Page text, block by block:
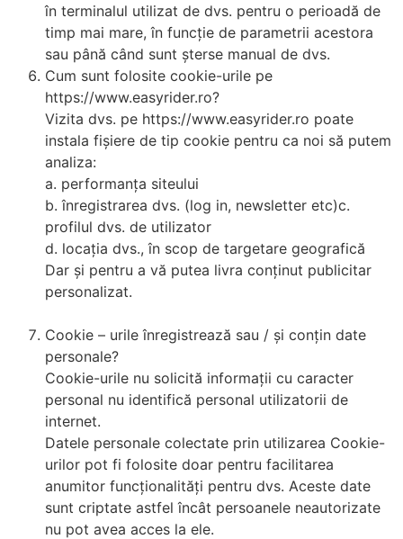
în terminalul utilizat de dvs. pentru o perioadă de
timp mai mare, în funcție de parametrii acestora
sau până când sunt șterse manual de dvs.
Cum sunt folosite cookie-urile pe
https://www.easyrider.ro?
Vizita dvs. pe https://www.easyrider.ro poate
instala fișiere de tip cookie pentru ca noi să putem
analiza:
a. performanța siteului
b. înregistrarea dvs. (log in, newsletter etc)c.
profilul dvs. de utilizator
d. locația dvs., în scop de targetare geografică
Dar și pentru a vă putea livra conținut publicitar
personalizat.
Cookie – urile înregistrează sau / și conțin date
personale?
Cookie-urile nu solicită informații cu caracter
personal nu identifică personal utilizatorii de
internet.
Datele personale colectate prin utilizarea Cookie-
urilor pot fi folosite doar pentru facilitarea
anumitor funcționalități pentru dvs. Aceste date
sunt criptate astfel încât persoanele neautorizate
nu pot avea acces la ele.